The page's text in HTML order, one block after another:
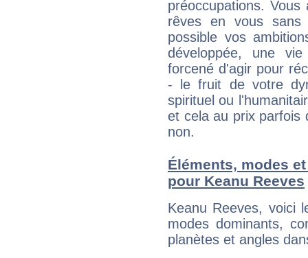
préoccupations.
rêves en vous sans
possible vos
développée, une
forcené d'agir pour
- le fruit de votre
spirituel ou
et cela au prix parfois
non.
Éléments, modes
pour Keanu Reeves
Keanu Reeves, voici
modes dominants,
planètes et angles